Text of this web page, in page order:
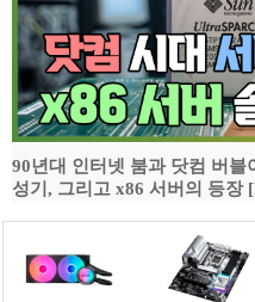
90년대 인터넷 붐과 닷컴 버블
성기, 그리고 x86 서버의 등장